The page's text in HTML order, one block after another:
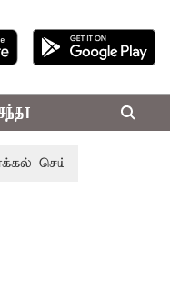
செய்கிறார் முதல்-